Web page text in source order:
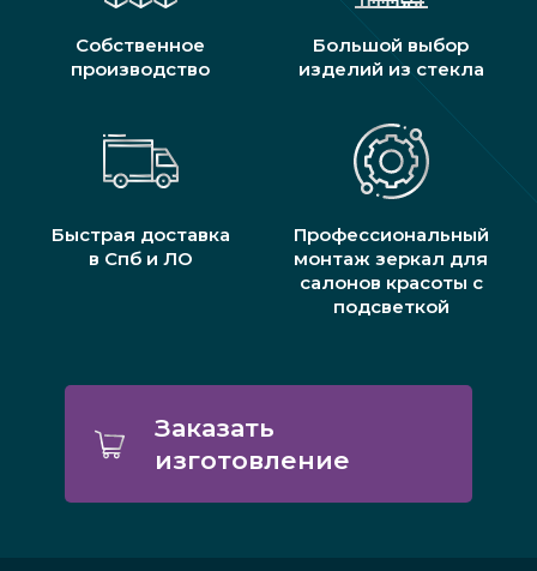
Собственное
производство
Большой выбор
изделий из стекла
Быстрая доставка
в Спб и ЛО
Профессиональный
монтаж зеркал для
салонов красоты с
подсветкой
Заказать
изготовление